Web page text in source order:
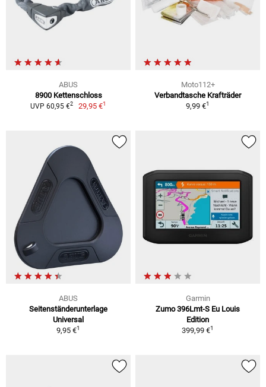
ABUS
8900 Kettenschloss
UVP 60,95 €2 29,95 €1
Moto112+
Verbandtasche Krafträder
9,99 €1
ABUS
Seitenständerunterlage
Universal
9,95 €1
Garmin
Zumo 396Lmt-S Eu Louis
Edition
399,99 €1